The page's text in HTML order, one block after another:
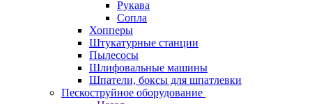
Рукава
Сопла
Хопперы
Штукатурные станции
Пылесосы
Шлифовальные машины
Шпатели, боксы для шпатлевки
Пескоструйное оборудование